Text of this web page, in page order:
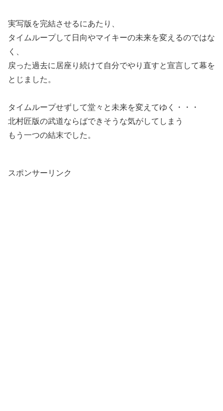
実写版を完結させるにあたり、
タイムループして日向やマイキーの未来を変えるのではな
く、
戻った過去に居座り続けて自分でやり直すと宣言して幕を
とじました。
タイムループせずして堂々と未来を変えてゆく・・・
北村匠版の武道ならばできそうな気がしてしまう
もう一つの結末でした。
スポンサーリンク